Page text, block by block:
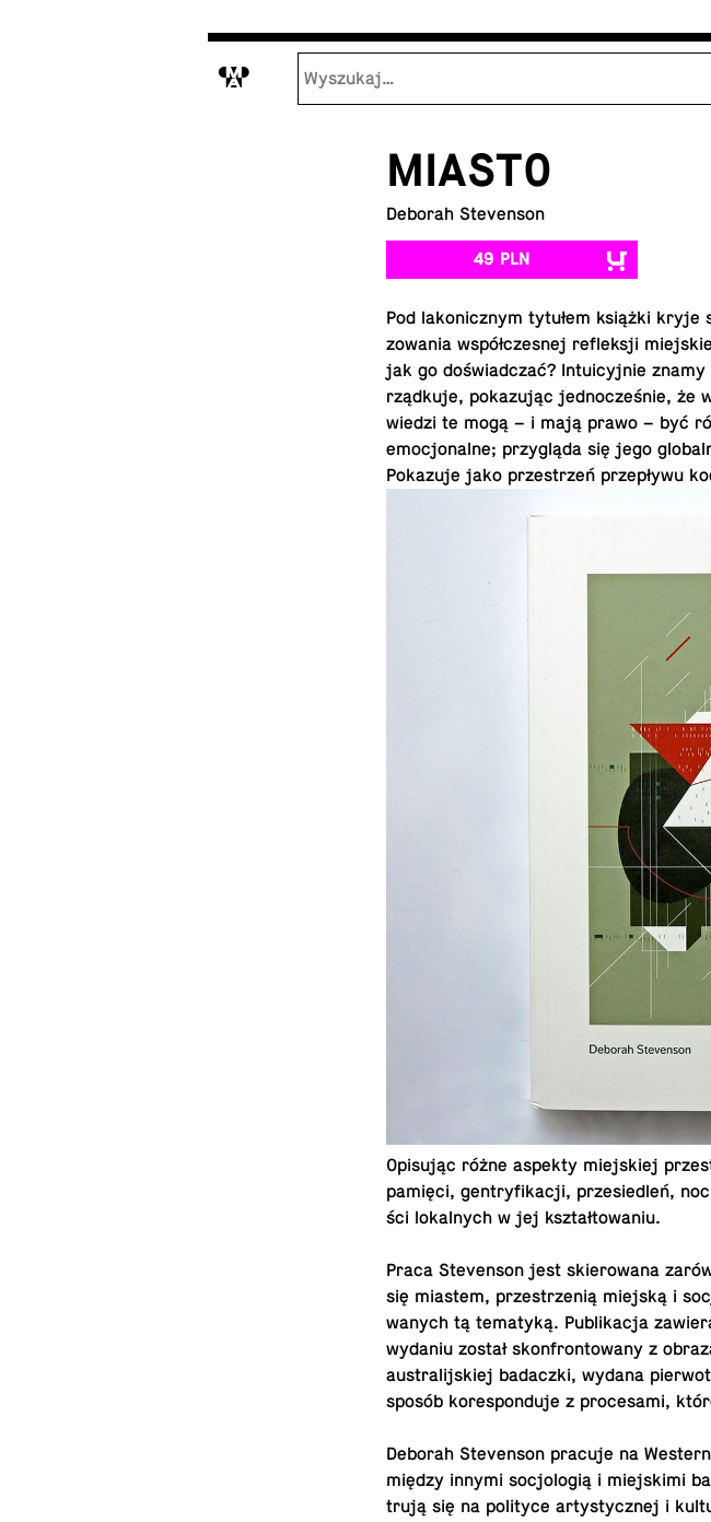
M
MIASTO
Deborah Stevenson
49 PLN
Pod la­ko­nicz­nym tytułem książki
zo­wa­nia współ­cze­snej re­flek­sji
jak go do­świad­czać? In­tu­icyj­nie
rząd­ku­je, po­ka­zu­jąc jed­no­cze­śnie, że
wie­dzi te mogą – i mają prawo – być
emo­cjo­nal­ne; przy­glą­da się jego
Po­ka­zu­je jako prze­strzeń prze­pły­wu
Opi­su­jąc różne aspekty miej­skiej
pamięci, gen­try­fi­ka­cji, prze­sie­dleń,
ści lo­kal­nych w jej kształtowaniu.
Praca Ste­ven­son jest skie­ro­wa­na
się miastem, prze­strze­nią miejską i
wa­nych tą te­ma­ty­ką. Pu­bli­ka­cja
wydaniu został skon­fron­to­wa­ny z
au­stra­lij­skiej ba­dacz­ki, wydana
sposób ko­re­spon­du­je z pro­ce­sa­mi,
Deborah Ste­ven­son pracuje na
między innymi so­cjo­lo­gią i miej­ski­mi
tru­ją się na po­li­ty­ce ar­ty­stycz­nej i